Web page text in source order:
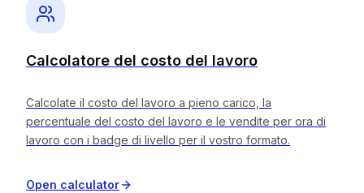
Calcolatore del costo del lavoro
Calcolate il costo del lavoro a pieno carico, la
percentuale del costo del lavoro e le vendite per ora di
lavoro con i badge di livello per il vostro formato.
Open calculator